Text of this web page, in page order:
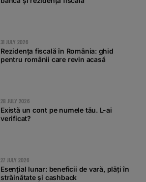
31 JULY 2026
Rezidența fiscală în România: ghid
pentru românii care revin acasă
28 JULY 2026
Există un cont pe numele tău. L-ai
verificat?
27 JULY 2026
Esențial lunar: beneficii de vară, plăți în
străinătate și cashback